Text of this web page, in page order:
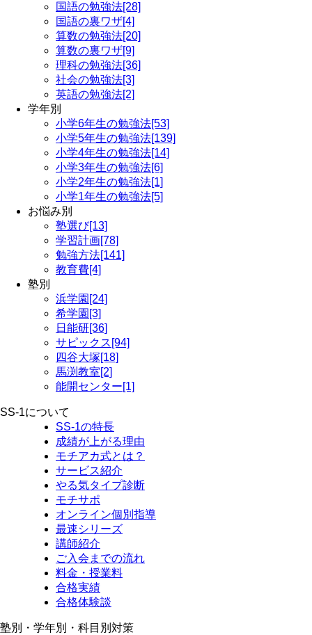
国語の勉強法[28]
国語の裏ワザ[4]
算数の勉強法[20]
算数の裏ワザ[9]
理科の勉強法[36]
社会の勉強法[3]
英語の勉強法[2]
学年別
小学6年生の勉強法[53]
小学5年生の勉強法[139]
小学4年生の勉強法[14]
小学3年生の勉強法[6]
小学2年生の勉強法[1]
小学1年生の勉強法[5]
お悩み別
塾選び[13]
学習計画[78]
勉強方法[141]
教育費[4]
塾別
浜学園[24]
希学園[3]
日能研[36]
サピックス[94]
四谷大塚[18]
馬渕教室[2]
能開センター[1]
SS-1について
SS-1の特長
成績が上がる理由
モチアカ式とは？
サービス紹介
やる気タイプ診断
モチサポ
オンライン個別指導
最速シリーズ
講師紹介
ご入会までの流れ
料金・授業料
合格実績
合格体験談
塾別・学年別・科目別対策